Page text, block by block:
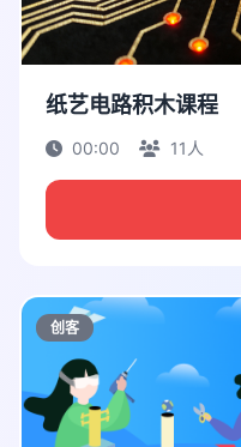
纸艺电路积木课程
00:00 11人
创客